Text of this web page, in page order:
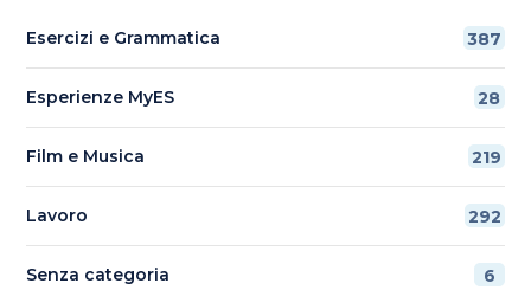
Esercizi e Grammatica 387
Esperienze MyES 28
Film e Musica 219
Lavoro 292
Senza categoria 6